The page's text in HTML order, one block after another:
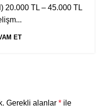
20.000 TL – 45.000 TL
ET
Gerekli alanlar * ile